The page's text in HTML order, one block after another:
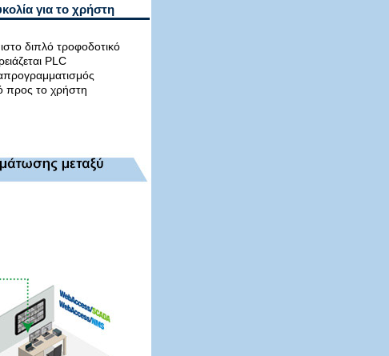
για το χρήστη
διπλό τροφοδοτικό
PLC
προς το χρήστη